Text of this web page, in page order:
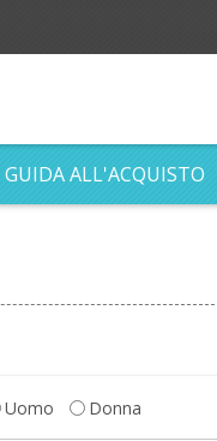
ALL'ACQUISTO
Uomo Donna